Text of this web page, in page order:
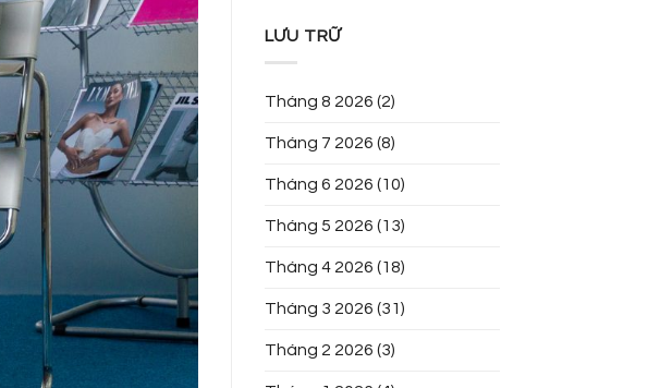
LƯU TRỮ
Tháng 8 2026 (2)
Tháng 7 2026 (8)
Tháng 6 2026 (10)
Tháng 5 2026 (13)
Tháng 4 2026 (18)
Tháng 3 2026 (31)
Tháng 2 2026 (3)